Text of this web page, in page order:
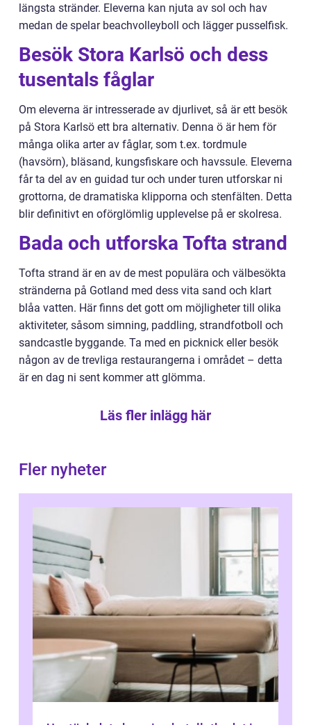
längsta stränder. Eleverna kan njuta av sol och hav
medan de spelar beachvolleyboll och lägger pusselfisk.
Besök Stora Karlsö och dess
tusentals fåglar
Om eleverna är intresserade av djurlivet, så är ett besök
på Stora Karlsö ett bra alternativ. Denna ö är hem för
många olika arter av fåglar, som t.ex. tordmule
(havsörn), bläsand, kungsfiskare och havssule. Eleverna
får ta del av en guidad tur och under turen utforskar ni
grottorna, de dramatiska klipporna och stenfälten. Detta
blir definitivt en oförglömlig upplevelse på er skolresa.
Bada och utforska Tofta strand
Tofta strand är en av de mest populära och välbesökta
stränderna på Gotland med dess vita sand och klart
blåa vatten. Här finns det gott om möjligheter till olika
aktiviteter, såsom simning, paddling, strandfotboll och
sandcastle byggande. Ta med en picknick eller besök
någon av de trevliga restaurangerna i området – detta
är en dag ni sent kommer att glömma.
Läs fler inlägg här
Fler nyheter